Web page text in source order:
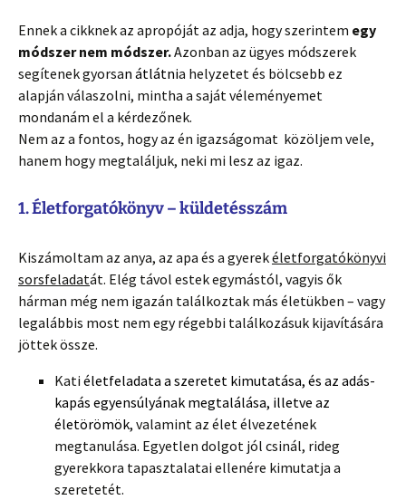
Ennek a cikknek az apropóját az adja, hogy szerintem egy
módszer nem módszer.Azonban az ügyes módszerek
segítenek gyorsan átlátnia helyzetet és bölcsebb ez
alapján válaszolni, mintha a saját véleményemet
mondanám el a kérdezőnek.
Nem az a fontos, hogy az én igazságomat közöljem vele,
hanem hogy megtaláljuk, neki mi lesz az igaz.
1. Életforgatókönyv – küldetésszám
Kiszámoltam az anya, az apa és a gyerekéletforgatókönyvi
sorsfeladatát. Elég távol estek egymástól, vagyis ők
hárman még nem igazán találkoztak más életükben – vagy
legalábbis most nem egy régebbi találkozásuk kijavítására
jöttek össze.
Kati életfeladata a szeretet kimutatása, és az adás-
kapás egyensúlyának megtalálása, illetve az
életörömök, valamint az élet élvezetének
megtanulása. Egyetlen dolgot jól csinál, rideg
gyerekkora tapasztalatai ellenére kimutatja a
szeretetét.